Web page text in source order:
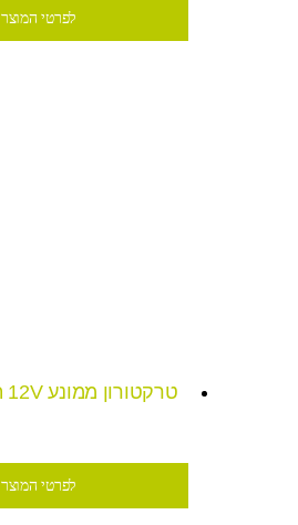
לפרטי המוצר
טרקטורון ממונע 12V תוצרת ספרד
לפרטי המוצר